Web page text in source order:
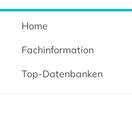
Home
Fachinformation
Top-Datenbanken